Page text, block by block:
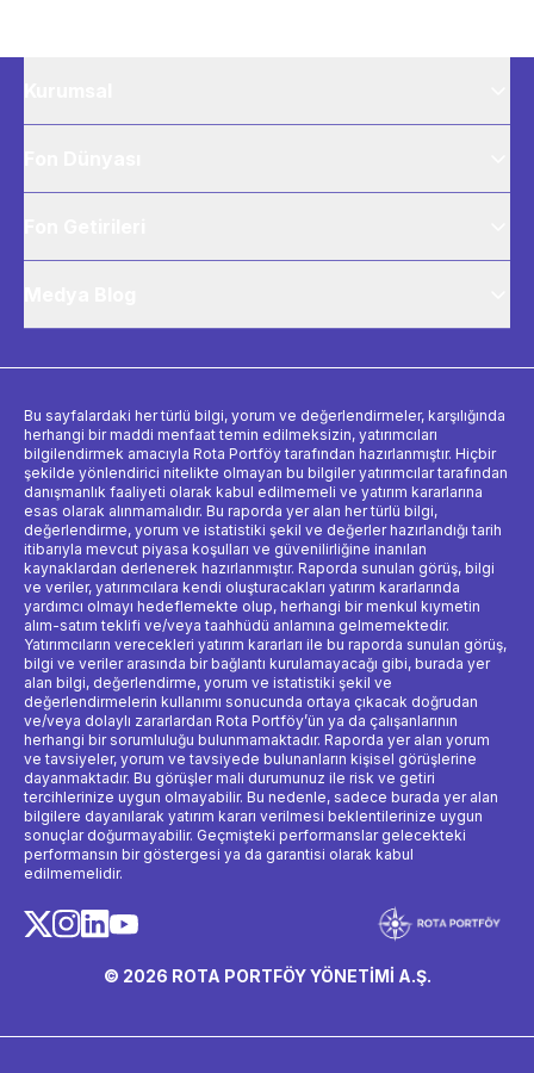
Bu sayfalardaki her türlü bilgi, yorum ve değerlendirmeler, karşılığında
herhangi bir maddi menfaat temin edilmeksizin, yatırımcıları
bilgilendirmek amacıyla Rota Portföy tarafından hazırlanmıştır. Hiçbir
şekilde yönlendirici nitelikte olmayan bu bilgiler yatırımcılar tarafından
danışmanlık faaliyeti olarak kabul edilmemeli ve yatırım kararlarına
esas olarak alınmamalıdır. Bu raporda yer alan her türlü bilgi,
değerlendirme, yorum ve istatistiki şekil ve değerler hazırlandığı tarih
itibarıyla mevcut piyasa koşulları ve güvenilirliğine inanılan
kaynaklardan derlenerek hazırlanmıştır. Raporda sunulan görüş, bilgi
ve veriler, yatırımcılara kendi oluşturacakları yatırım kararlarında
yardımcı olmayı hedeflemekte olup, herhangi bir menkul kıymetin
alım-satım teklifi ve/veya taahhüdü anlamına gelmemektedir.
Yatırımcıların verecekleri yatırım kararları ile bu raporda sunulan görüş,
bilgi ve veriler arasında bir bağlantı kurulamayacağı gibi, burada yer
alan bilgi, değerlendirme, yorum ve istatistiki şekil ve
değerlendirmelerin kullanımı sonucunda ortaya çıkacak doğrudan
ve/veya dolaylı zararlardan Rota Portföy’ün ya da çalışanlarının
herhangi bir sorumluluğu bulunmamaktadır. Raporda yer alan yorum
ve tavsiyeler, yorum ve tavsiyede bulunanların kişisel görüşlerine
dayanmaktadır. Bu görüşler mali durumunuz ile risk ve getiri
tercihlerinize uygun olmayabilir. Bu nedenle, sadece burada yer alan
bilgilere dayanılarak yatırım kararı verilmesi beklentilerinize uygun
sonuçlar doğurmayabilir. Geçmişteki performanslar gelecekteki
performansın bir göstergesi ya da garantisi olarak kabul
edilmemelidir.
© 2026 ROTA PORTFÖY YÖNETİMİ A.Ş.